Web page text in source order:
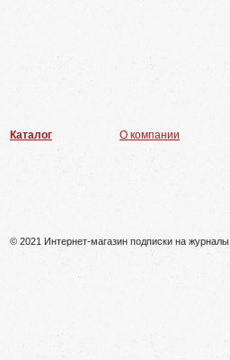
Каталог О компании
© 2021 Интернет-магазин подписки на журналы